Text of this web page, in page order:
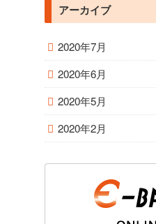
アーカイブ
2020年7月
2020年6月
2020年5月
2020年2月